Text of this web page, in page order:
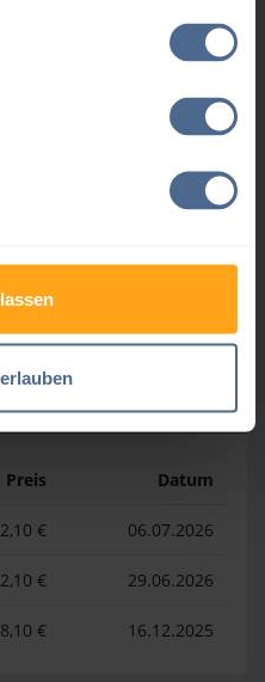
30.07.2026
€
Preis Datum
€ 06.07.2026
€ 29.06.2026
€ 16.12.2025